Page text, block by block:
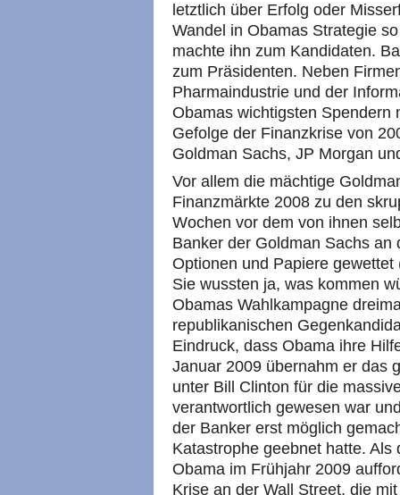
letztlich über Erfolg oder
Wandel in Obamas Strategie
machte ihn zum Kandidaten.
zum Präsidenten. Neben
Pharmaindustrie und der
Obamas wichtigsten Spendern
Gefolge der Finanzkrise von
Goldman Sachs, JP Morgan
Vor allem die mächtige
Finanzmärkte 2008 zu den
Wochen vor dem von ihnen
Banker der Goldman Sachs
Optionen und Papiere
Sie wussten ja, was kommen
Obamas Wahlkampagne
republikanischen
Eindruck, dass Obama ihre
Januar 2009 übernahm er das
unter Bill Clinton für die
verantwortlich gewesen war
der Banker erst möglich
Katastrophe geebnet hatte.
Obama im Frühjahr 2009
Krise an der Wall Street, die